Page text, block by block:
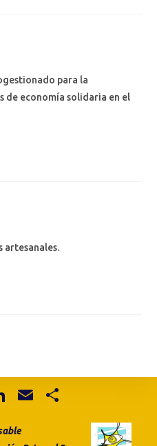
para la
de economía solidaria en el
artesanales.
Li
k
E
ar